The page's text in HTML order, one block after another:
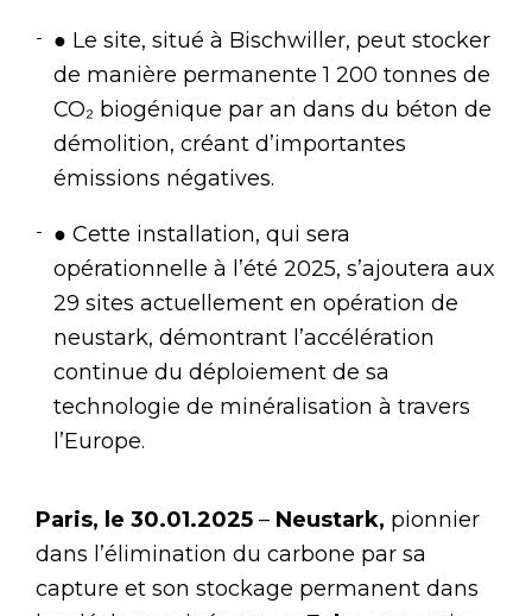
● Le site, situé à Bischwiller, peut stocker
de manière permanente 1 200 tonnes de
CO₂ biogénique par an dans du béton de
démolition, créant d’importantes
émissions négatives.
● Cette installation, qui sera
opérationnelle à l’été 2025, s’ajoutera aux
29 sites actuellement en opération de
neustark, démontrant l’accélération
continue du déploiement de sa
technologie de minéralisation à travers
l’Europe.
Paris, le 30.01.2025 – Neustark, pionnier
dans l’élimination du carbone par sa
capture et son stockage permanent dans